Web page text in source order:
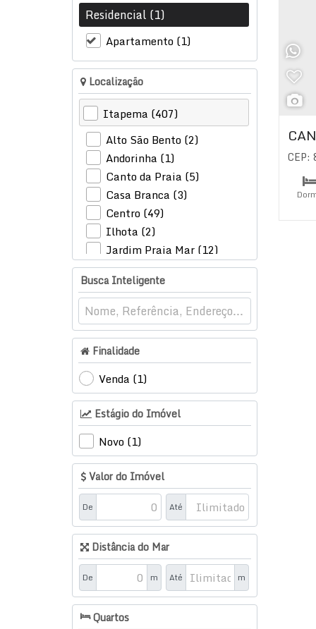
Residencial (1)
Apartamento (1)
Localização
Itapema (407)
Alto São Bento (2)
Andorinha (1)
Canto da Praia (5)
Casa Branca (3)
Centro (49)
Ilhota (2)
Jardim Praia Mar (12)
Meia Praia (258)
Morretes (64)
Tabuleiro dos Oliveiras (4)
Tabuleiro dos Oliveiras (3)
Várzea (4)
Balneário Camboriú (91)
Barra Sul (30)
Centro (54)
Nações (1)
Nova Esperança (1)
Pioneiros (5)
Porto Belo (31)
Centro (1)
Perequê (28)
Santa Luzia (1)
Vila Nova (1)
Itajaí (17)
Busca Inteligente
Finalidade
Venda (1)
Estágio do Imóvel
Novo (1)
Valor do Imóvel
De Até
Distância do Mar
De m Até m
Quartos